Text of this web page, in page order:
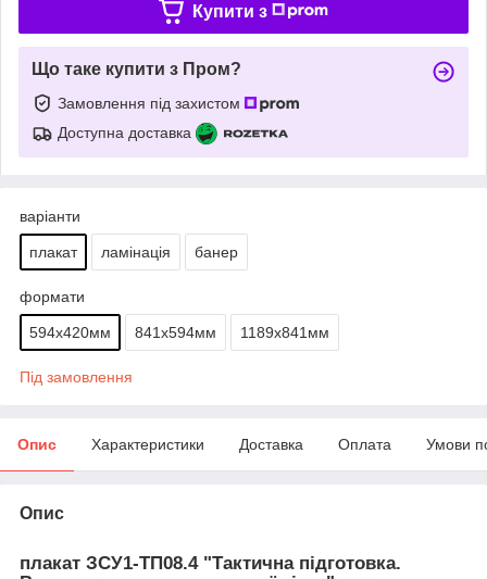
Купити з
Що таке купити з Пром?
Замовлення під захистом
Доступна доставка
варіанти
плакат ламінація банер
формати
594х420мм 841х594мм 1189х841мм
Під замовлення
Опис Характеристики Доставка Оплата Умови
Опис
плакат ЗСУ1-ТП08.4 "Тактична підготовка.